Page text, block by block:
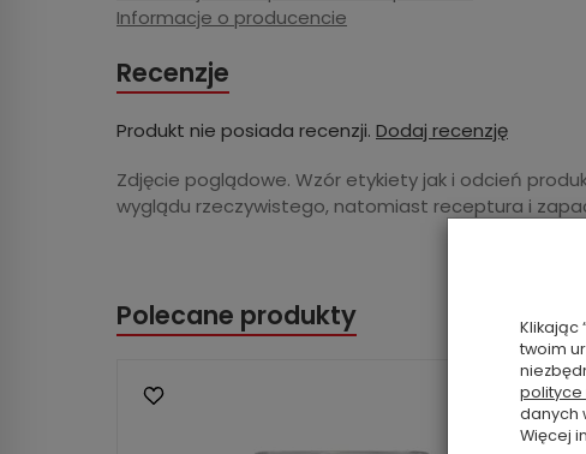
Informacje o producencie
Recenzje
Produkt nie posiada recenzji. Dodaj recenzję
Zdjęcie poglądowe. Wzór etykiety jak i odcień
wyglądu rzeczywistego, natomiast receptura i
Polecane produkty
Klikając
twoim
polityce
danych
Więcej